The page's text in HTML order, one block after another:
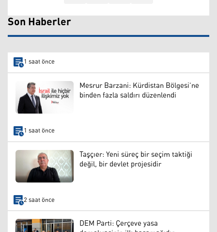
Son Haberler
1 saat önce
Mesrur Barzani: Kürdistan Bölgesi’ne
binden fazla saldırı düzenlendi
1 saat önce
Taşçıer: Yeni süreç bir seçim taktiği
değil, bir devlet projesidir
2 saat önce
DEM Parti: Çerçeve yasa